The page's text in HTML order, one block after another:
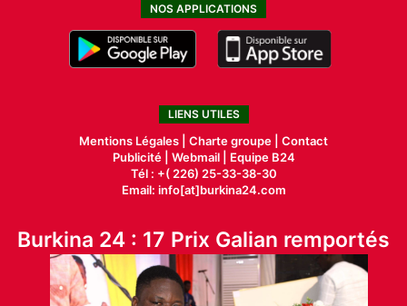
NOS APPLICATIONS
LIENS UTILES
Mentions Légales | Charte groupe | Contact
Publicité| Webmail |
Equipe B24
Tél : +( 226) 25-33-38-30
Email: info[at]burkina24.com
Burkina 24 : 17 Prix Galian remportés